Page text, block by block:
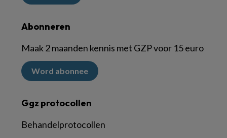
Abonneren
Maak 2 maanden kennis met GZP voor 15 euro
Word abonnee
Ggz protocollen
Behandelprotocollen